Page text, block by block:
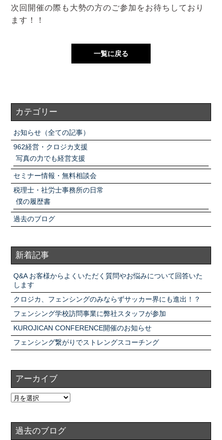
次回開催の際も大勢の方のご参加をお待ちしており
ます！！
一覧に戻る
カテゴリー
お知らせ（全ての記事）
962経営・クロジカ支援
写真の力でも経営支援
セミナー情報・無料相談会
税理士・社労士事務所の日常
僕の履歴書
過去のブログ
新着記事
Q&A お客様からよくいただく質問やお悩みについて回答いた
します
クロジカ、フェンシングのみならずサッカー界にも進出！？
フェンシング学校訪問事業に弊社スタッフが参加
KUROJICAN CONFERENCE開催のお知らせ
フェンシング繋がりでストレングスコーチング
アーカイブ
過去のブログ